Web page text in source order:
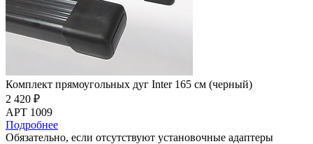
Комплект прямоугольных дуг Inter 165 см (черный)
2 420 ₽
АРТ 1009
Подробнее
Обязательно, если отсутствуют установочные адаптеры